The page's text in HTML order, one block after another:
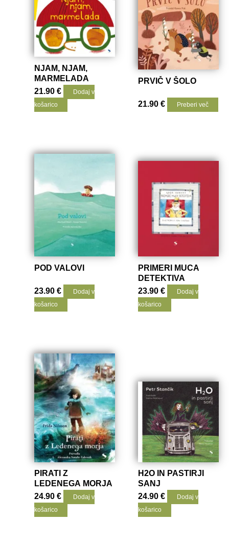
NJAM, NJAM,
MARMELADA
21.90€
Dodaj v
košarico
PRVIČ V ŠOLO
21.90€ Preberi več
POD VALOVI
23.90€
Dodaj v
košarico
PRIMERI MUCA
DETEKTIVA
23.90€
Dodaj v
košarico
PIRATI Z
LEDENEGA MORJA
24.90€
Dodaj v
košarico
H2O IN PASTIRJI
SANJ
24.90€
Dodaj v
košarico